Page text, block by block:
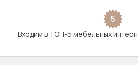
5
Входим в ТОП-5 мебельных